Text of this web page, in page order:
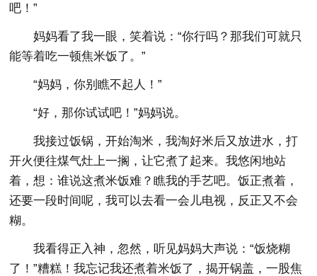
吧！”
妈妈看了我一眼，笑着说：“你行吗？那我们可就只
能等着吃一顿焦米饭了。”
“妈妈，你别瞧不起人！”
“好，那你试试吧！”妈妈说。
我接过饭锅，开始淘米，我淘好米后又放进水，打
开火便往煤气灶上一搁，让它煮了起来。我悠闲地站
着，想：谁说这煮米饭难？瞧我的手艺吧。饭正煮着，
还要一段时间呢，我可以去看一会儿电视，反正又不会
糊。
我看得正入神，忽然，听见妈妈大声说：“饭烧糊
了！”糟糕！我忘记我还煮着米饭了，揭开锅盖，一股焦